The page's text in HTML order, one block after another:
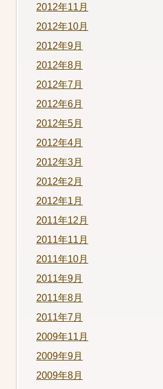
2012年11月
2012年10月
2012年9月
2012年8月
2012年7月
2012年6月
2012年5月
2012年4月
2012年3月
2012年2月
2012年1月
2011年12月
2011年11月
2011年10月
2011年9月
2011年8月
2011年7月
2009年11月
2009年9月
2009年8月